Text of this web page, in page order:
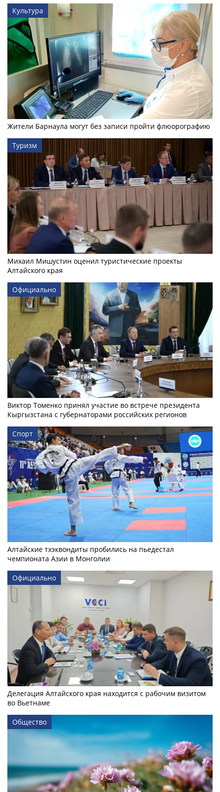
Культура
Жители Барнаула могут без записи пройти флюорографию
Туризм
Михаил Мишустин оценил туристические проекты
Алтайского края
Официально
Виктор Томенко принял участие во встрече президента
Кыргызстана с губернаторами российских регионов
Спорт
Алтайские тхэквондиты пробились на пьедестал
чемпионата Азии в Монголии
Официально
Делегация Алтайского края находится с рабочим визитом
во Вьетнаме
Общество